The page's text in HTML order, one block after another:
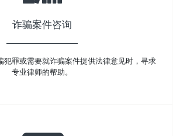
诈骗案件咨询
犯罪或需要就诈骗案件提供法律意见时，寻求
专业律师的帮助。